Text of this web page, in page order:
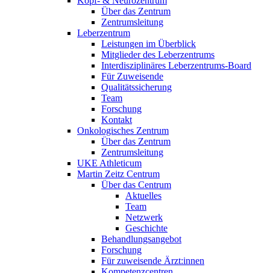
Über das Zentrum
Zentrumsleitung
Leberzentrum
Leistungen im Überblick
Mitglieder des Leberzentrums
Interdisziplinäres Leberzentrums-Board
Für Zuweisende
Qualitätssicherung
Team
Forschung
Kontakt
Onkologisches Zentrum
Über das Zentrum
Zentrumsleitung
UKE Athleticum
Martin Zeitz Centrum
Über das Centrum
Aktuelles
Team
Netzwerk
Geschichte
Behandlungsangebot
Forschung
Für zuweisende Ärzt:innen